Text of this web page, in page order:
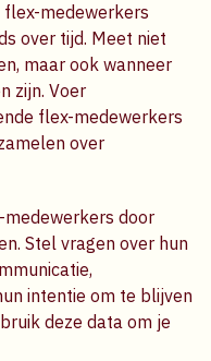
medewerkers
over tijd. Meet niet
maar ook wanneer
zijn. Voer
flex-medewerkers
over
door
Stel vragen over hun
intentie om te blijven
deze data om je